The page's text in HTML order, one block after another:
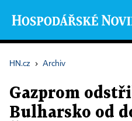
HN.cz › Archiv
Gazprom
Bulharsko od